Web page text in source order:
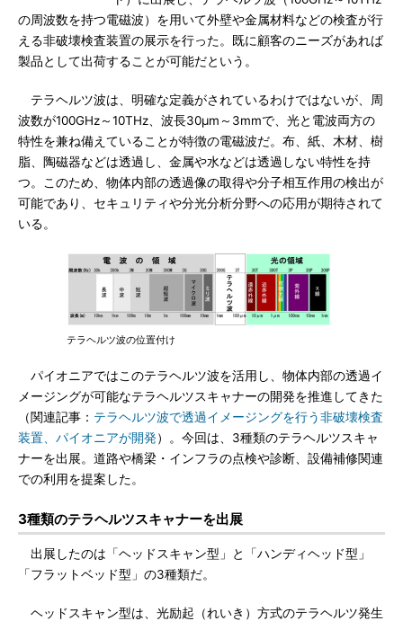
の周波数を持つ電磁波）を用いて外壁や金属材料などの検査が行
える非破壊検査装置の展示を行った。既に顧客のニーズがあれば
製品として出荷することが可能だという。
テラヘルツ波は、明確な定義がされているわけではないが、周
波数が100GHz～10THz、波長30μm～3mmで、光と電波両方の
特性を兼ね備えていることが特徴の電磁波だ。布、紙、木材、樹
脂、陶磁器などは透過し、金属や水などは透過しない特性を持
つ。このため、物体内部の透過像の取得や分子相互作用の検出が
可能であり、セキュリティや分光分析分野への応用が期待されて
いる。
テラヘルツ波の位置付け
パイオニアではこのテラヘルツ波を活用し、物体内部の透過イ
メージングが可能なテラヘルツスキャナーの開発を推進してきた
（関連記事： テラヘルツ波で透過イメージングを行う非破壊検査
装置、パイオニアが開発）。今回は、3種類のテラヘルツスキャ
ナーを出展。道路や橋梁・インフラの点検や診断、設備補修関連
での利用を提案した。
3種類のテラヘルツスキャナーを出展
出展したのは「ヘッドスキャン型」と「ハンディヘッド型」
「フラットベッド型」の3種類だ。
ヘッドスキャン型は、光励起（れいき）方式のテラヘルツ発生